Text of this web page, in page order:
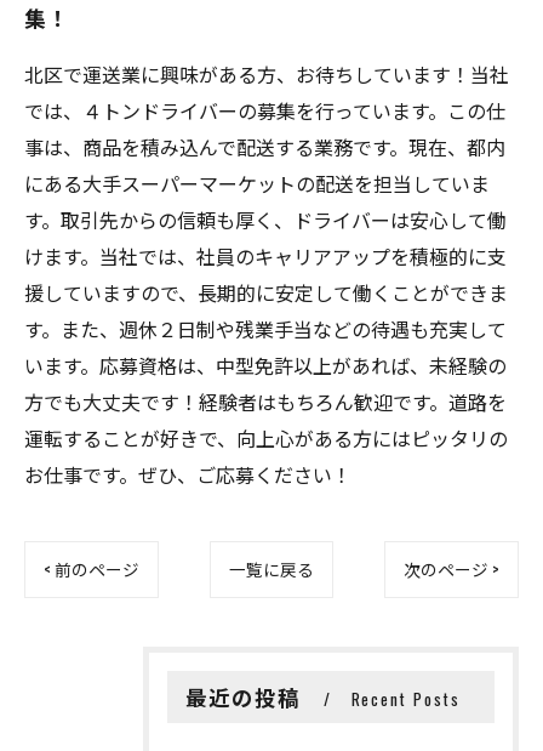
集！
北区で運送業に興味がある方、お待ちしています！当社
では、４トンドライバーの募集を行っています。この仕
事は、商品を積み込んで配送する業務です。現在、都内
にある大手スーパーマーケットの配送を担当していま
す。取引先からの信頼も厚く、ドライバーは安心して働
けます。当社では、社員のキャリアアップを積極的に支
援していますので、長期的に安定して働くことができま
す。また、週休２日制や残業手当などの待遇も充実して
います。応募資格は、中型免許以上があれば、未経験の
方でも大丈夫です！経験者はもちろん歓迎です。道路を
運転することが好きで、向上心がある方にはピッタリの
お仕事です。ぜひ、ご応募ください！
< 前のページ 一覧に戻る 次のページ >
最近の投稿 Recent Posts